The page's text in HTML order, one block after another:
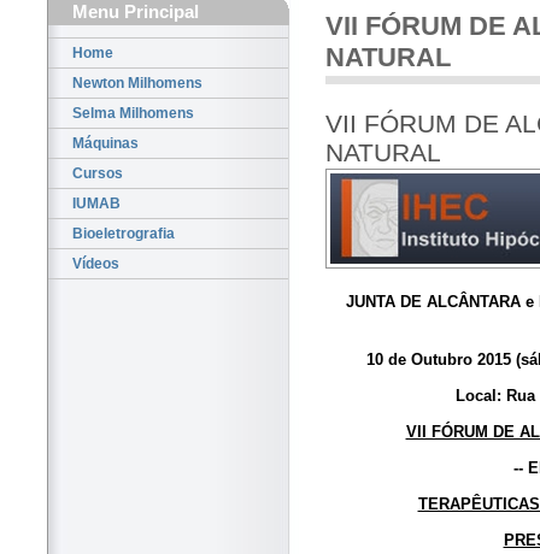
Menu Principal
Home
Newton Milhomens
Selma Milhomens
Máquinas
Cursos
IUMAB
Bioeletrografia
Vídeos
VII FÓRUM DE
NATURAL
VII FÓRUM DE
NATURAL
JUNTA DE ALCÂNTARA
10 de Outubro 2015
Local:
VII FÓRUM DE
--